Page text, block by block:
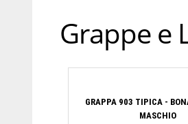
Grappe e
GRAPPA 903 TIPICA -
MASCHIO